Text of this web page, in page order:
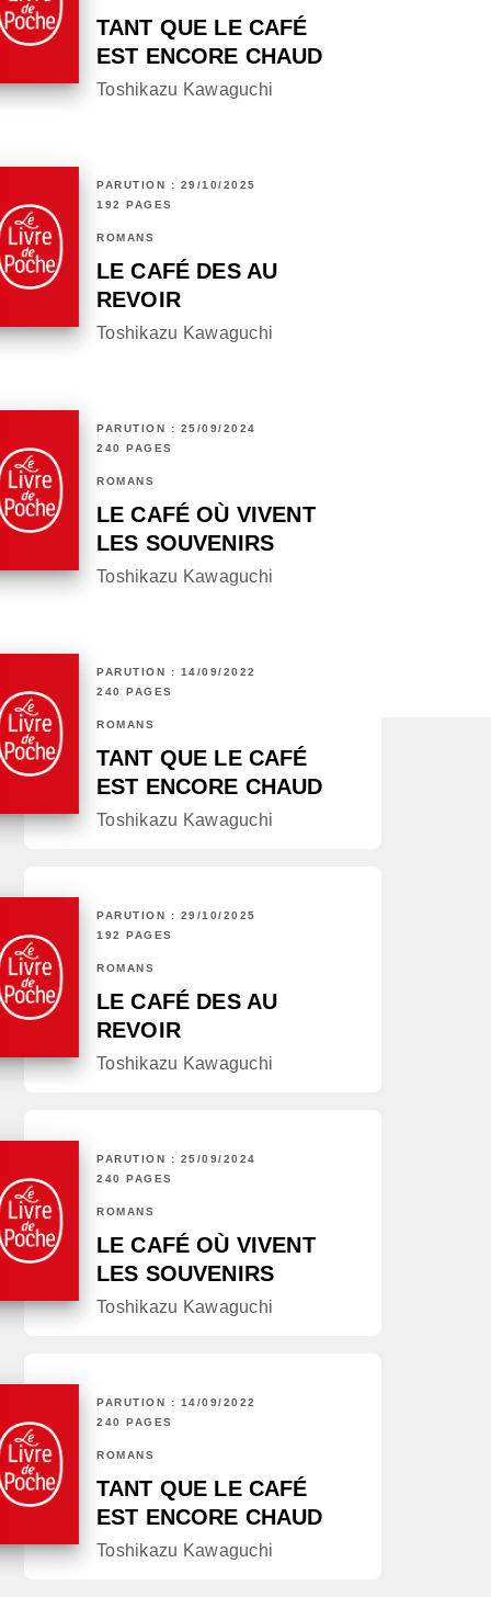
TANT QUE LE CAFÉ
EST ENCORE CHAUD
Toshikazu Kawaguchi
PARUTION : 29/10/2025
192 PAGES
ROMANS
LE CAFÉ DES AU
REVOIR
Toshikazu Kawaguchi
PARUTION : 25/09/2024
240 PAGES
ROMANS
LE CAFÉ OÙ VIVENT
LES SOUVENIRS
Toshikazu Kawaguchi
PARUTION : 14/09/2022
240 PAGES
ROMANS
TANT QUE LE CAFÉ
EST ENCORE CHAUD
Toshikazu Kawaguchi
PARUTION : 29/10/2025
192 PAGES
ROMANS
LE CAFÉ DES AU
REVOIR
Toshikazu Kawaguchi
PARUTION : 25/09/2024
240 PAGES
ROMANS
LE CAFÉ OÙ VIVENT
LES SOUVENIRS
Toshikazu Kawaguchi
PARUTION : 14/09/2022
240 PAGES
ROMANS
TANT QUE LE CAFÉ
EST ENCORE CHAUD
Toshikazu Kawaguchi